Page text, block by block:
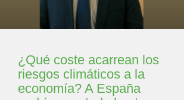
¿Qué coste acarrean los
riesgos climáticos a la
economía? A España